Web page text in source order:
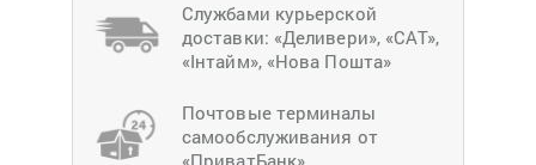
Службами курьерской
доставки: «Деливери», «САТ»,
«Інтайм», «Нова Пошта»
Почтовые терминалы
самообслуживания от